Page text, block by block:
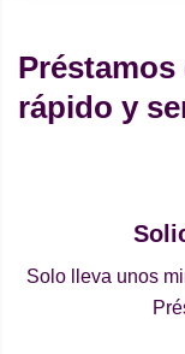
Préstamos
rápido y
Solo lleva unos